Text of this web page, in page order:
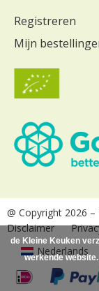
Registreren
Mijn
@ Copyright 2026 –
Disclaimer
Nederlands
de Kleine Keuken
werkende